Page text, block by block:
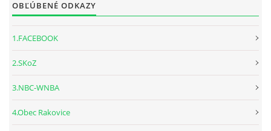
OBĽÚBENÉ ODKAZY
1.FACEBOOK
2.SKoZ
3.NBC-WNBA
4.Obec Rakovice